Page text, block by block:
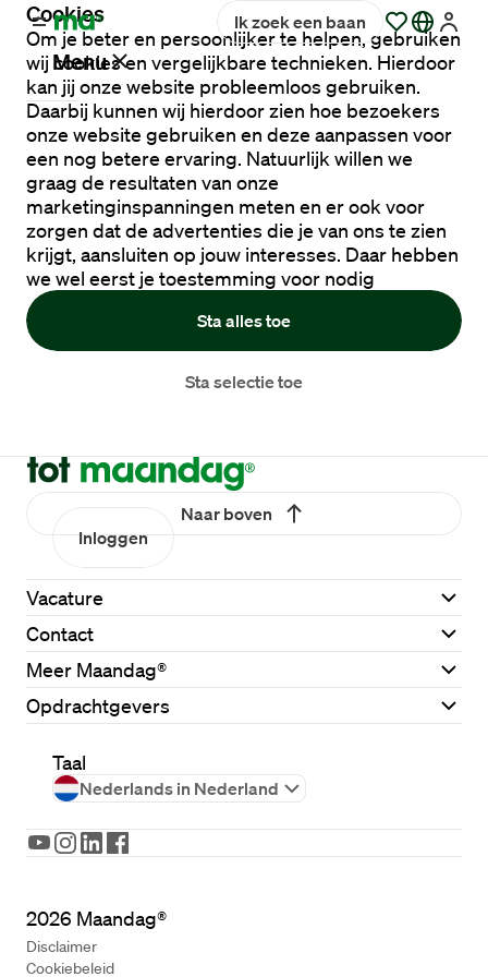
Menu
Vacatures
Werken
bij
Maandag®
Inloggen
Ik zoek een baan
Cookies
Om je beter en persoonlijker te helpen, gebruiken
wij cookies en vergelijkbare technieken. Hierdoor
kan jij onze website probleemloos gebruiken.
Daarbij kunnen wij hierdoor zien hoe bezoekers
onze website gebruiken en deze aanpassen voor
een nog betere ervaring. Natuurlijk willen we
graag de resultaten van onze
marketinginspanningen meten en er ook voor
zorgen dat de advertenties die je van ons te zien
krijgt, aansluiten op jouw interesses. Daar hebben
we wel eerst je toestemming voor nodig
Sta alles toe
Sta selectie toe
Naar boven
Vacature
Contact
Meer Maandag®
Opdrachtgevers
Taal
Nederlands in Nederland
2026 Maandag®
Disclaimer
Cookiebeleid